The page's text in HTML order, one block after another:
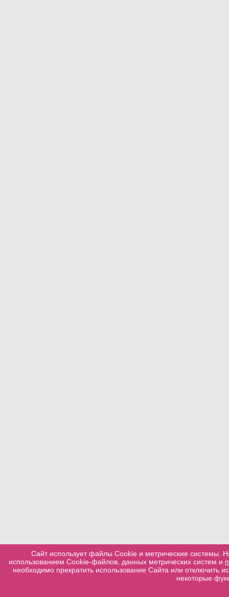
Сайт использует файлы Cookie и метрические системы.
использованием Cookie-файлов, данных метрических систем и
необходимо прекратить использование Сайта или отключить
некоторые